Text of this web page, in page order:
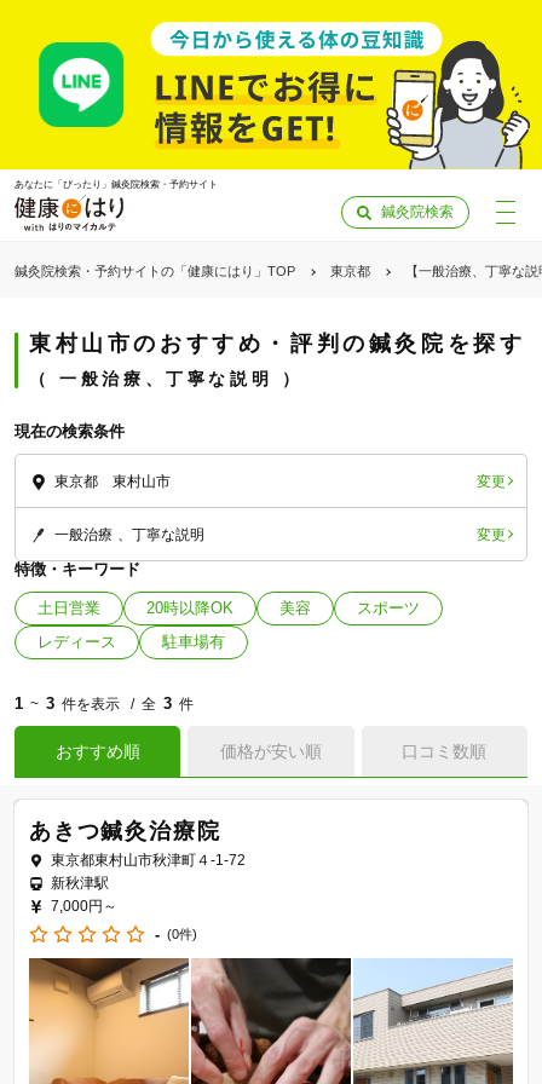
あなたに「ぴったり」鍼灸院検索・予約サイト
鍼灸院検索
鍼灸院検索・予約サイトの「健康にはり」TOP 東京都 【一般治療、丁寧な
東村山市のおすすめ・評判の鍼灸院を探す
一般治療、丁寧な説明
現在の検索条件
東京都 東村山市 変更
一般治療 丁寧な説明 変更
特徴・キーワード
土日営業 20時以降OK 美容
スポーツ
レディース
駐車場有
1 ~ 3 件を表示 全 3 件
おすすめ順 価格が安い順 口コミ数順
あきつ鍼灸治療院
東京都東村山市秋津町４-1-72
新秋津駅
7,000円～
- (0件)
「健康にはりを見た」